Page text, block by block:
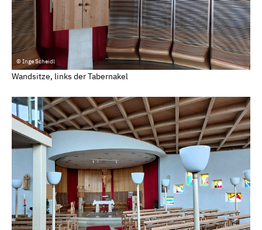
© Inge Scheidl
Wandsitze, links der Tabernakel